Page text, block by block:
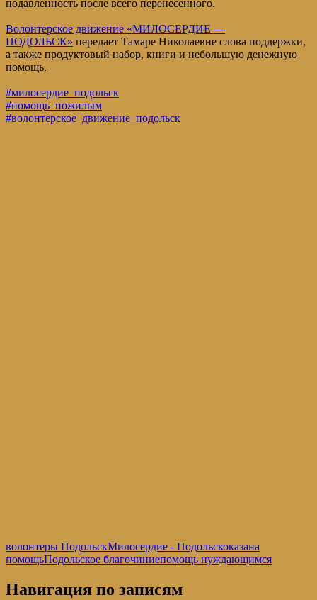
подавленность после всего перенесенного.
Волонтерское движение «МИЛОСЕРДИЕ —
ПОДОЛЬСК» передает Тамаре Николаевне слова поддержки,
а также продуктовый набор, книги и небольшую денежную
помощь.
#милосердие_подольск
#помощь_пожилым
#волонтерское_движение_подольск
волонтеры ПодольскМилосердие - Подольскоказана
помощьПодольское благочиниепомощь нуждающимся
Навигация по записям